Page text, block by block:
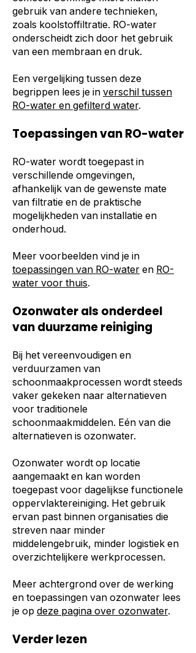
gebruik van andere technieken,
zoals koolstoffiltratie. RO-water
onderscheidt zich door het gebruik
van een membraan en druk.
Een vergelijking tussen deze
begrippen lees je in verschil tussen
RO-water en gefilterd water.
Toepassingen van RO-water
RO-water wordt toegepast in
verschillende omgevingen,
afhankelijk van de gewenste mate
van filtratie en de praktische
mogelijkheden van installatie en
onderhoud.
Meer voorbeelden vind je in
toepassingen van RO-water en RO-
water voor thuis.
Ozonwater als onderdeel
van duurzame reiniging
Bij het vereenvoudigen en
verduurzamen van
schoonmaakprocessen wordt steeds
vaker gekeken naar alternatieven
voor traditionele
schoonmaakmiddelen. Eén van die
alternatieven is ozonwater.
Ozonwater wordt op locatie
aangemaakt en kan worden
toegepast voor dagelijkse functionele
oppervlaktereiniging. Het gebruik
ervan past binnen organisaties die
streven naar minder
middelengebruik, minder logistiek en
overzichtelijkere werkprocessen.
Meer achtergrond over de werking
en toepassingen van ozonwater lees
je op deze pagina over ozonwater.
Verder lezen